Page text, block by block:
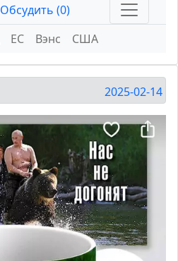
Обсудить (0)
ЕС Вэнс США
2025-02-14